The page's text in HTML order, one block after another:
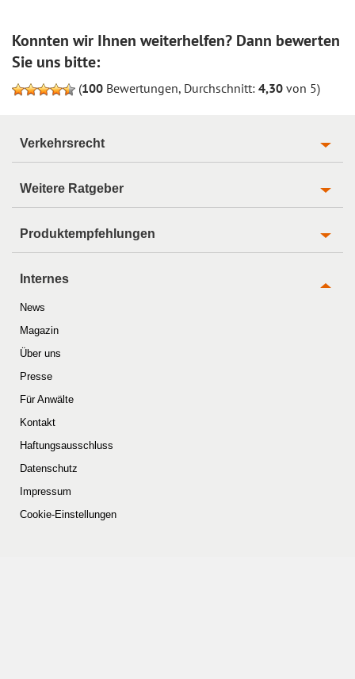
Konnten wir Ihnen weiterhelfen? Dann bewerten
Sie uns bitte:
(100 Bewertungen, Durchschnitt: 4,30 von 5)
Verkehrsrecht
Weitere Ratgeber
Produktempfehlungen
Internes
News
Magazin
Über uns
Presse
Für Anwälte
Kontakt
Haftungsausschluss
Datenschutz
Impressum
Cookie-Einstellungen